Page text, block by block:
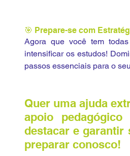
🎯 Prepare-se com
Agora que você tem
intensificar os estudos!
passos essenciais para o
Quer uma ajuda
apoio
destacar e garantir
preparar conosco!